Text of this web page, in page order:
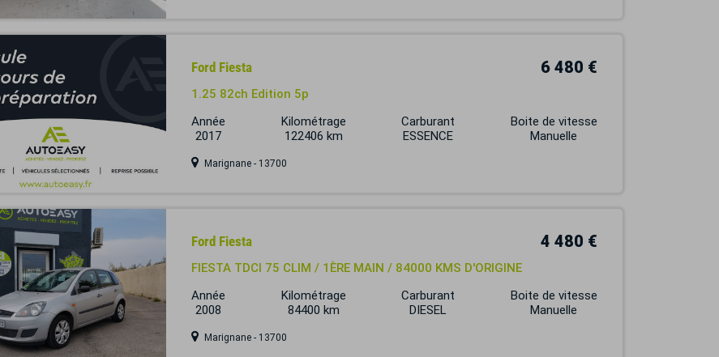
Ford Fiesta 6 480 €
1.25 82ch Edition 5p
Année
2017
Kilométrage
122406 km
Carburant
ESSENCE
Boite de vitesse
Manuelle
Marignane - 13700
Ford Fiesta 4 480 €
FIESTA TDCI 75 CLIM / 1ÈRE MAIN / 84000 KMS D'ORIGINE
Année
2008
Kilométrage
84400 km
Carburant
DIESEL
Boite de vitesse
Manuelle
Marignane - 13700